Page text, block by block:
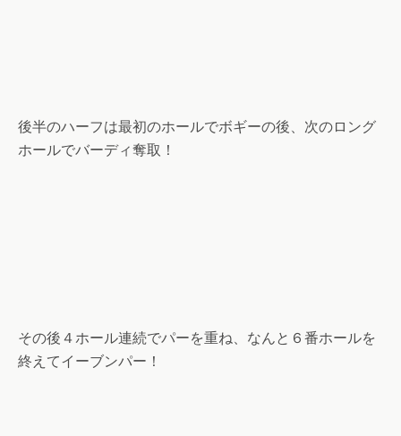
後半のハーフは最初のホールでボギーの後、次のロング
ホールでバーディ奪取！
その後４ホール連続でパーを重ね、なんと６番ホールを
終えてイーブンパー！